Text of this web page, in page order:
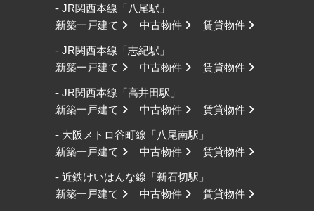
- JR関西本線「八尾駅」
新築一戸建て
中古物件 賃貸物件
- JR関西本線「志紀駅」
新築一戸建て
中古物件 賃貸物件
- JR関西本線「高井田駅」
新築一戸建て
中古物件 賃貸物件
- 大阪メトロ谷町線「八尾南駅」
新築一戸建て
中古物件 賃貸物件
- 近鉄けいはんな線「新石切駅」
新築一戸建て
中古物件 賃貸物件